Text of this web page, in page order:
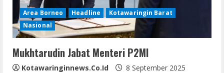
n
g
Area Borneo Headline
Kotawaringin Barat
Nasional
Mukhtarudin Jabat Menteri P2MI
Kotawaringinnews.co.id 8 September 2025